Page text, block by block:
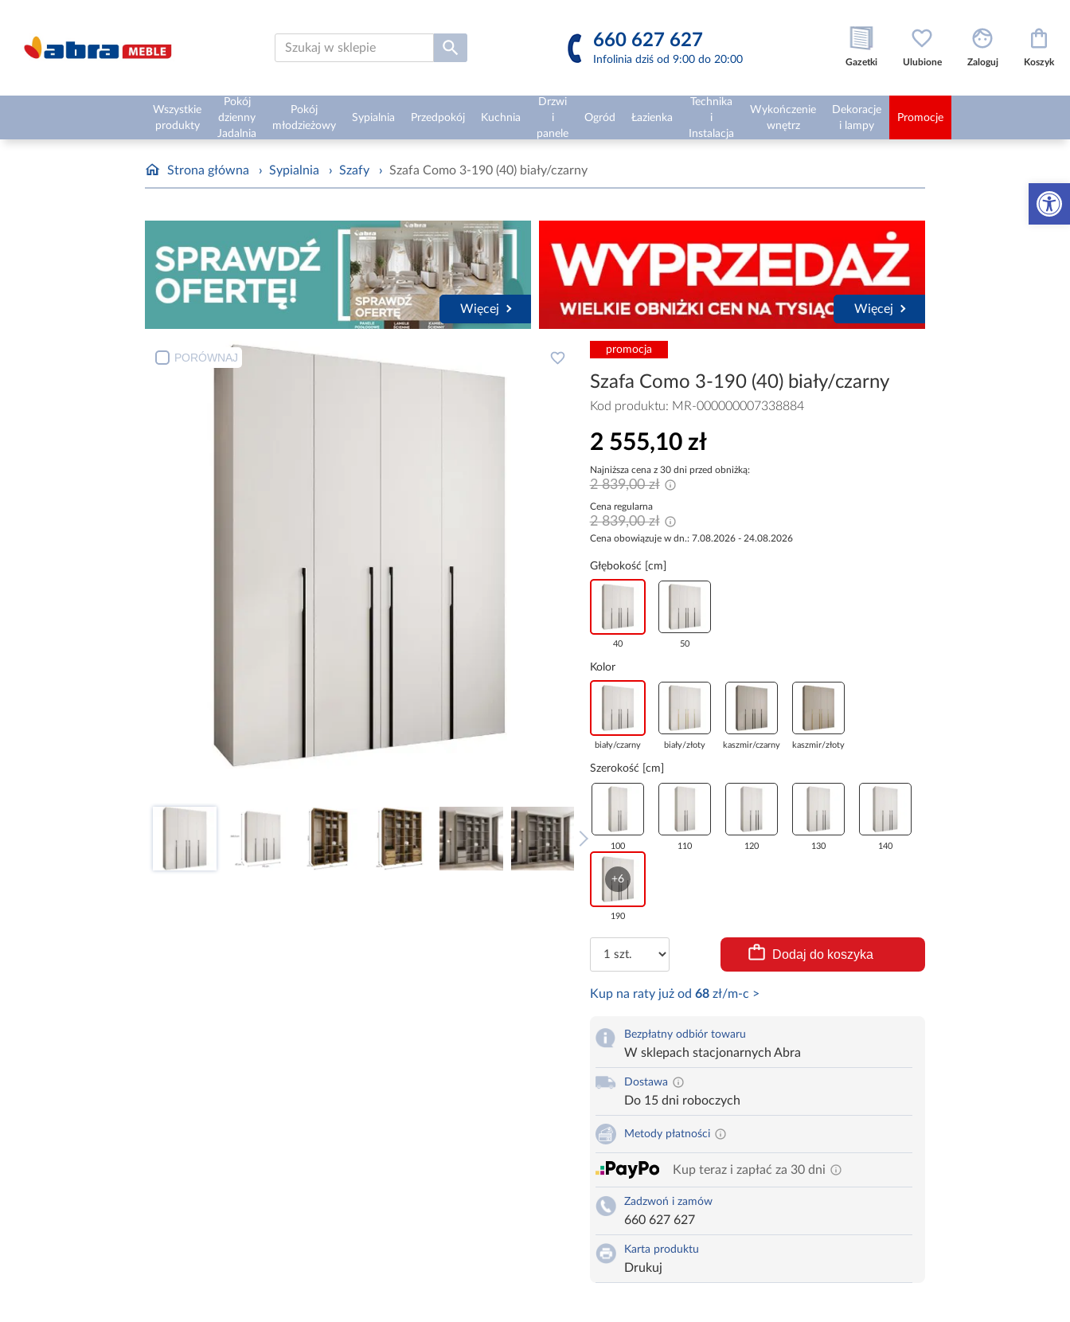
Otwórz
660 627 627
Infolinia dziś od 9:00 do 20:00 Gazetki Ulubione Zaloguj Koszyk
Wszystkie
produkty
Pokój
dzienny
Jadalnia
Pokój
młodzieżowy
Sypialnia Przedpokój Kuchnia
Drzwi
i
panele
Ogród Łazienka
Technika
i
Instalacja
Wykończenie
wnętrz
Dekoracje
i lampy
Promocje
Strona główna › Sypialnia › Szafy › Szafa Como 3-190 (40) biały/czarny
Więcej Więcej
PORÓWNAJ
promocja
Szafa Como 3-190 (40) biały/czarny
Kod produktu: MR-000000007338884
2 555,10 zł
Najniższa cena z 30 dni przed obniżką:
2 839,00 zł
Cena regularna
2 839,00 zł
Cena obowiązuje w dn.: 7.08.2026 - 24.08.2026
Głębokość [cm]
40 50
Kolor
biały/czarny biały/złoty kaszmir/czarny kaszmir/złoty
Szerokość [cm]
100 110 120 130 140
+6
190
Dodaj do koszyka
Kup na raty już od 68zł/m-c >
Bezpłatny odbiór towaru
W sklepach stacjonarnych Abra
Dostawa
Do 15 dni roboczych
Metody płatności
Kup teraz i zapłać za 30 dni
Zadzwoń i zamów
660 627 627
Karta produktu
Drukuj